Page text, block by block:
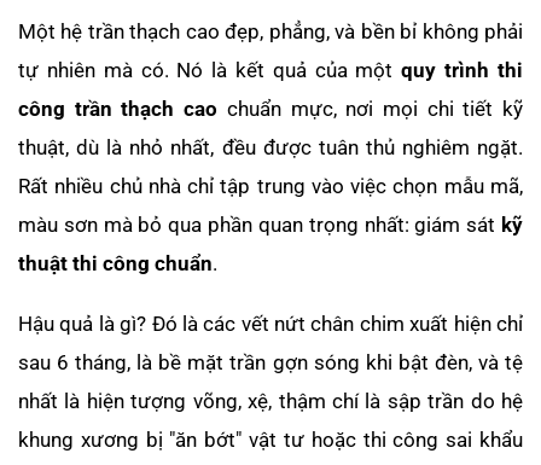
Một hệ trần thạch cao đẹp, phẳng, và bền bỉ không phải
tự nhiên mà có. Nó là kết quả của mộtquy trình thi
công trần thạch cao chuẩn mực, nơi mọi chi tiết kỹ
thuật, dù là nhỏ nhất, đều được tuân thủ nghiêm ngặt.
Rất nhiều chủ nhà chỉ tập trung vào việc chọn mẫu mã,
màu sơn mà bỏ qua phần quan trọng nhất: giám sát kỹ
thuật thi công chuẩn.
Hậu quả là gì? Đó là các vết nứt chân chim xuất hiện chỉ
sau 6 tháng, là bề mặt trần gợn sóng khi bật đèn, và tệ
nhất là hiện tượng võng, xệ, thậm chí là sập trần do hệ
khung xương bị "ăn bớt" vật tư hoặc thi công sai khẩu